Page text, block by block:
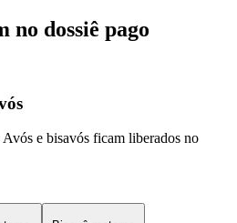
no dossiê pago
e bisavós ficam liberados no